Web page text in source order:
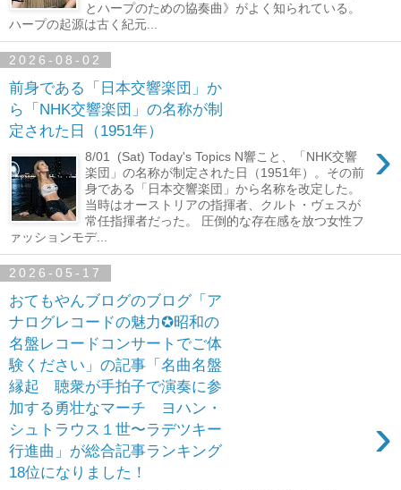
とハープのための協奏曲》がよく知られている。
ハープの起源は古く紀元...
2026-08-02
前身である「日本交響楽団」か
ら「NHK交響楽団」の名称が制
定された日（1951年）
›
8/01 (Sat) Today's Topics N響こと、「NHK交響
楽団」の名称が制定された日（1951年）。その前
身である「日本交響楽団」から名称を改定した。
当時はオーストリアの指揮者、クルト・ヴェスが
常任指揮者だった。 圧倒的な存在感を放つ女性フ
ァッションモデ...
2026-05-17
おてもやんブログのブログ「ア
ナログレコードの魅力✪昭和の
名盤レコードコンサートでご体
験ください」の記事「名曲名盤
縁起 聴衆が手拍子で演奏に参
加する勇壮なマーチ ヨハン・
シュトラウス１世〜ラデツキー
行進曲」が総合記事ランキング
18位になりました！
›